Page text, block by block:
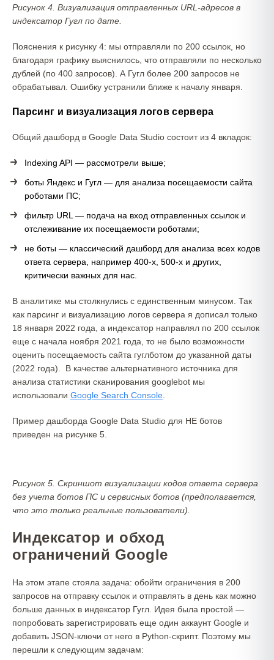
Рисунок 4. Визуализация отправленных URL-адресов в
индексатор Гугл по дате.
Пояснения к рисунку 4: мы отправляли по 200 ссылок, но
благодаря графику выяснилось, что отправляли по несколько
дублей (по 400 запросов). А Гугл более 200 запросов не
обрабатывал. Ошибку устранили ближе к началу января.
Парсинг и визуализация логов сервера
Общий дашборд в Google Data Studio состоит из 4 вкладок:
Indexing API — рассмотрели выше;
боты Яндекс и Гугл — для анализа посещаемости сайта
роботами ПС;
фильтр URL — подача на вход отправленных ссылок и
отслеживание их посещаемости роботами;
не боты — классический дашборд для анализа всех кодов
ответа сервера, например 400-х, 500-х и других,
критически важных для нас.
В аналитике мы столкнулись с единственным минусом. Так
как парсинг и визуализацию логов сервера я дописал только
18 января 2022 года, а индексатор направлял по 200 ссылок
еще с начала ноября 2021 года, то не было возможности
оценить посещаемость сайта гуглботом до указанной даты
(2022 года). В качестве альтернативного источника для
анализа статистики сканирования googlebot мы
использовали Google Search Console.
Пример дашборда Google Data Studio для НЕ ботов
приведен на рисунке 5.
Рисунок 5. Скриншот визуализации кодов ответа сервера
без учета ботов ПС и сервисных ботов (предполагается,
что это только реальные пользователи).
Индексатор и обход
ограничений Google
На этом этапе стояла задача: обойти ограничения в 200
запросов на отправку ссылок и отправлять в день как можно
больше данных в индексатор Гугл. Идея была простой —
попробовать зарегистрировать еще один аккаунт Google и
добавить JSON-ключи от него в Python-скрипт. Поэтому мы
перешли к следующим задачам: